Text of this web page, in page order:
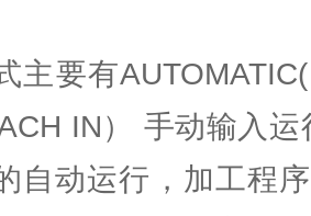
主要有
IN） 手动输入
自动运行，加工程